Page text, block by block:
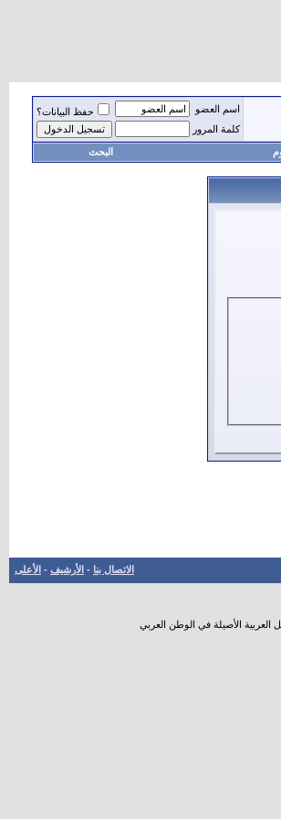
اسم العضو
حفظ البيانات؟
كلمة المرور
البحث
الاتصال بنا - الأرشيف - الأعلى
الأصيلة في الوطن العربي